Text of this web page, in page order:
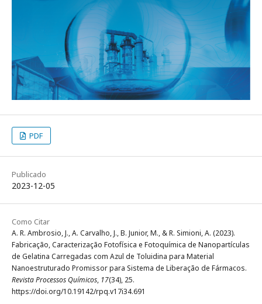
PDF
Publicado
2023-12-05
Como Citar
A. R. Ambrosio, J., A. Carvalho, J., B. Junior, M., & R. Simioni, A. (2023).
Fabricação, Caracterização Fotofísica e Fotoquímica de Nanopartículas
de Gelatina Carregadas com Azul de Toluidina para Material
Nanoestruturado Promissor para Sistema de Liberação de Fármacos.
Revista Processos Químicos, 17(34), 25.
https://doi.org/10.19142/rpq.v17i34.691